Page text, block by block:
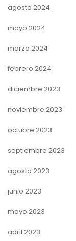
agosto 2024
mayo 2024
marzo 2024
febrero 2024
diciembre 2023
noviembre 2023
octubre 2023
septiembre 2023
agosto 2023
junio 2023
mayo 2023
abril 2023